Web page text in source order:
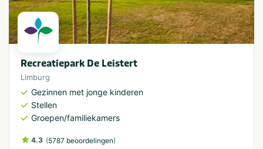
Recreatiepark De Leistert
Limburg
Gezinnen met jonge kinderen
Stellen
Groepen/familiekamers
4.3 (5787 beoordelingen)